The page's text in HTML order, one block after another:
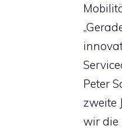
Peter
zweite
wir die